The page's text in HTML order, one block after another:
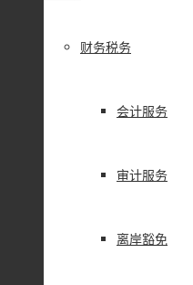
财务税务
会计服务
审计服务
离岸豁免